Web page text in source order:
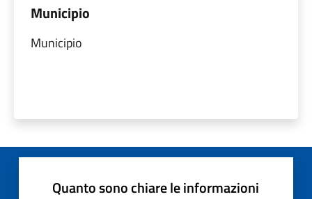
Municipio
Municipio
Quanto sono chiare le informazioni